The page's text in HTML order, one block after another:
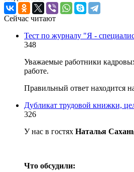
Сейчас читают
Тест по журналу "Я -
348
Уважаемые работники
работе.
Правильный ответ находится
Дубликат трудовой книжки,
326
У нас в гостях Наталья
Что обсудили: